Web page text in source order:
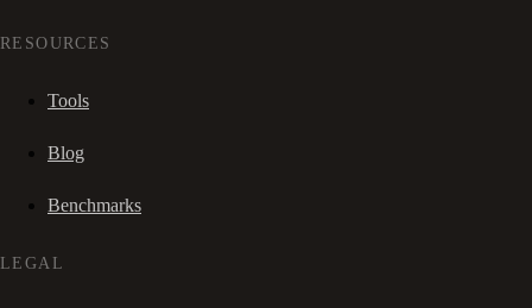
RESOURCES
Tools
Blog
Benchmarks
LEGAL